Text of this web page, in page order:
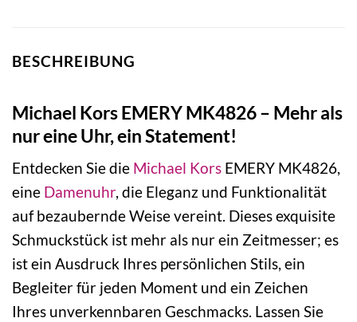
BESCHREIBUNG
Michael Kors EMERY MK4826 – Mehr als
nur eine Uhr, ein Statement!
Entdecken Sie die Michael Kors EMERY MK4826,
eine Damenuhr, die Eleganz und Funktionalität
auf bezaubernde Weise vereint. Dieses exquisite
Schmuckstück ist mehr als nur ein Zeitmesser; es
ist ein Ausdruck Ihres persönlichen Stils, ein
Begleiter für jeden Moment und ein Zeichen
Ihres unverkennbaren Geschmacks. Lassen Sie